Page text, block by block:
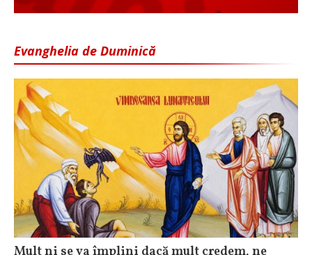
Evanghelia de Duminică